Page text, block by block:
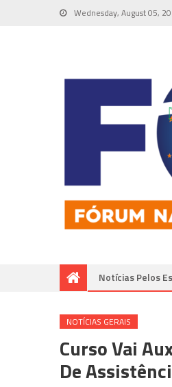
Wednesday, August 05,
Notícias Pelos
NOTÍ­CIAS GERAIS
Curso Vai
De